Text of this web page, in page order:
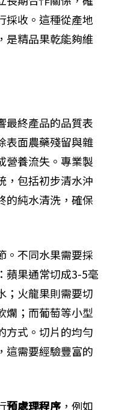
採收。這種從產地
是精品果乾能夠維
最終產品的品質表
表面農藥殘留與雜
營養流失。專業製
，包括初步清水沖
的純水清洗，確保
。不同水果需要採
蘋果通常切成3-5毫
；火龍果則需要切
爛；而葡萄等小型
方式。切片的均勻
這需要經驗豐富的
預處理程序 ，例如